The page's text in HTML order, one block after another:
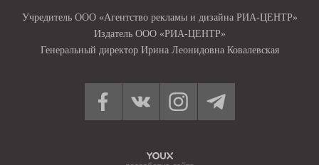
Учредитель ООО «Агентство рекламы и дизайна РИА-ЦЕНТР»
Издатель ООО «РИА-ЦЕНТР»
Генеральный директор Ирина Леонидовна Ковалевская